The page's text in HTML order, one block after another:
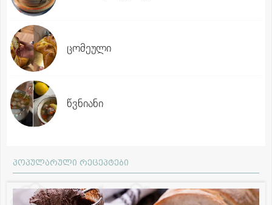
ცომეული
წვნიანი
პოპულარული რეცეპტები